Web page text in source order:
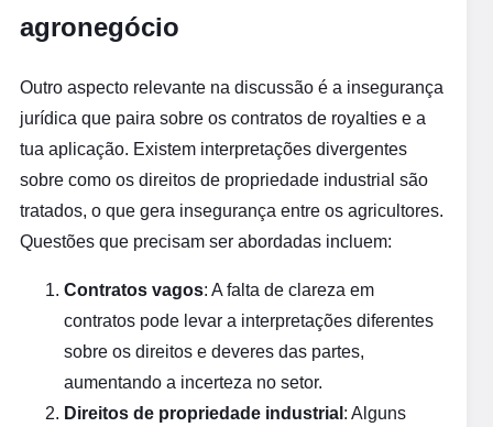
agronegócio
Outro aspecto relevante na discussão é a insegurança
jurídica que paira sobre os contratos de royalties e a
tua aplicação. Existem interpretações divergentes
sobre como os direitos de propriedade industrial são
tratados, o que gera insegurança entre os agricultores.
Questões que precisam ser abordadas incluem:
Contratos vagos: A falta de clareza em
contratos pode levar a interpretações diferentes
sobre os direitos e deveres das partes,
aumentando a incerteza no setor.
Direitos de propriedade industrial : Alguns